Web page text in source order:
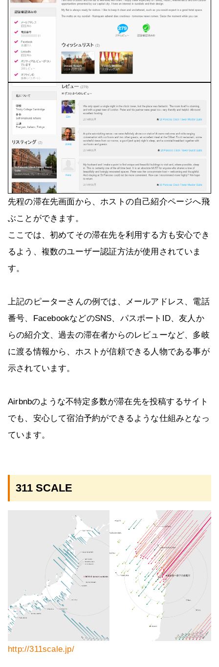
先程の滞在先画面から、ホストの自己紹介ページへ飛
ぶことができます。
ここでは、初めてその滞在先を利用する方も安心でき
るよう、複数のユーザー認証方法が使用されていま
す。
上記のピーターさんの例では、メールアドレス、電話
番号、FacebookなどのSNS、パスポートID、友人か
らの紹介文、過去の滞在者からのレビューなど、多岐
に渡る情報から、ホストが信頼できる人物である事が
示されています。
Airbnbのような不特定多数が滞在先を投稿するサイト
でも、安心して宿泊予約ができるような仕組みとなっ
ています。
311 SCALE
http://311scale.jp/